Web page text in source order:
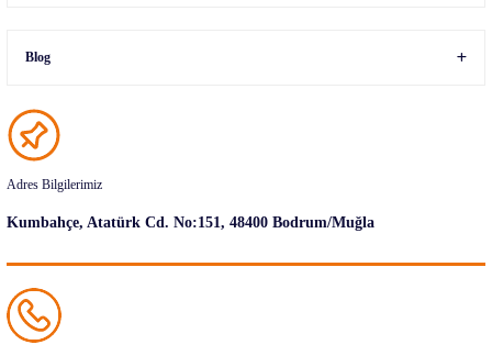
Blog
Adres Bilgilerimiz
Kumbahçe, Atatürk Cd. No:151, 48400 Bodrum/Muğla